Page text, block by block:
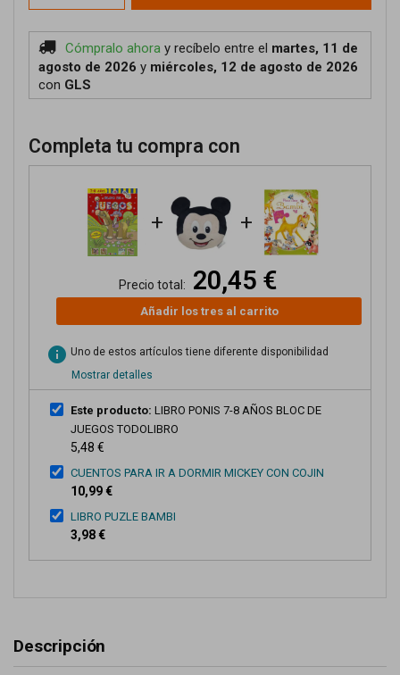
Cómpralo ahora y recíbelo entre el martes, 11 de
agosto de 2026 y miércoles, 12 de agosto de 2026
con GLS
Completa tu compra con
+ +
Precio total: 20,45 €
Añadir los tres al carrito
info Uno de estos artículos tiene diferente disponibilidad
Mostrar detalles
Este producto: LIBRO PONIS 7-8 AÑOS BLOC DE
JUEGOS TODOLIBRO
5,48 €
CUENTOS PARA IR A DORMIR MICKEY CON COJIN
10,99 €
LIBRO PUZLE BAMBI
3,98 €
Descripción